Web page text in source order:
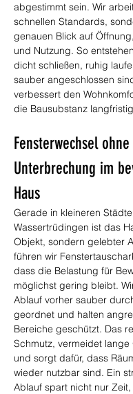
abgestimmt sein. Wir
schnellen Standards,
genauen Blick auf
und Nutzung. So
dicht schließen, ruhig
sauber angeschlossen
verbessert den
die Bausubstanz
Fensterwechsel
Unterbrechung im
Haus
Gerade in kleineren
Wassertrüdingen ist das
Objekt, sondern gelebter
führen wir
dass die Belastung für
möglichst gering bleibt.
Ablauf vorher sauber
geordnet und halten
Bereiche geschützt. Das
Schmutz, vermeidet lange
und sorgt dafür, dass
wieder nutzbar sind. Ein
Ablauf spart nicht nur